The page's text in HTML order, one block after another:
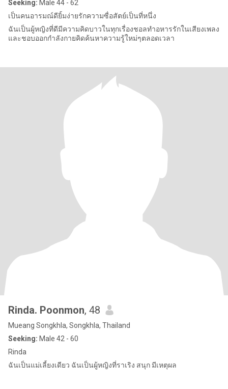
Seeking: Male 44 - 62
เป็นคนอารมณ์ดียิ้มง่ายรักความซื่อสัตย์เป็นที่หนึ่ง
ฉันเป็นผู้หญิงที่ดีมีความคิดบาวในทุกเรื่องชอลทำอหารรักในเสียงเพลง
และชอบออกกำลังกายคิดค้นหาความรู้ใหม่ๆตลอดเวลา
Rinda. Poonmon, 48
Mueang Songkhla, Songkhla, Thailand
Seeking: Male 42 - 60
Rinda
ฉันเป็นแม่เลี้ยงเดียว ฉันเป็นผู้หญิงที่ราเริง สนุก มีเหตุผล